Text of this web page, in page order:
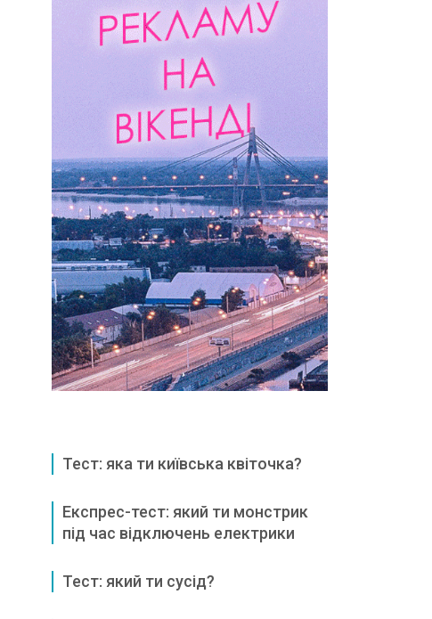
Тест: яка ти київська квіточка?
Експрес-тест: який ти монстрик
під час відключень електрики
Тест: який ти сусід?